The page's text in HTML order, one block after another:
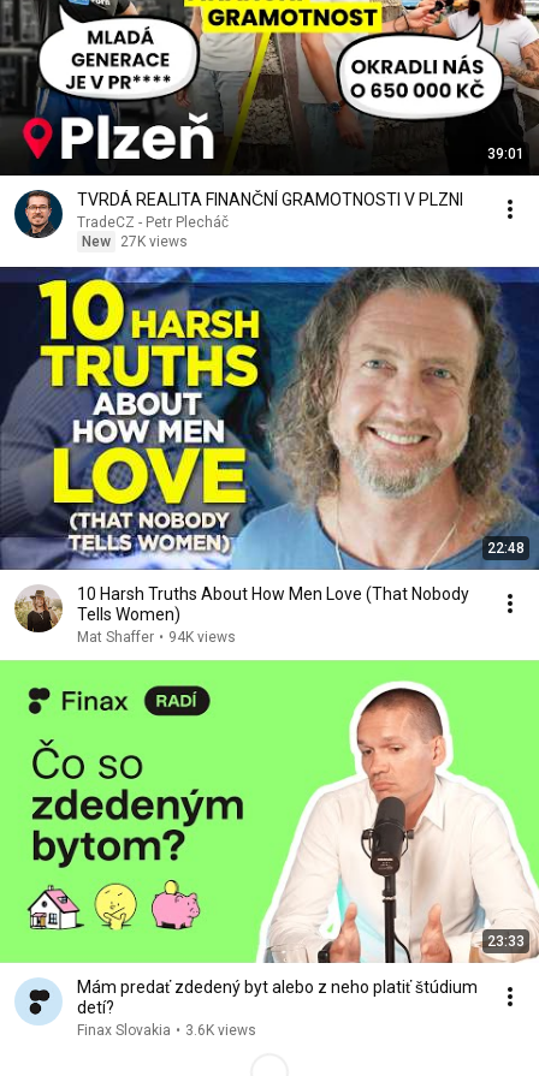
39:01
TVRDÁ REALITA FINANČNÍ GRAMOTNOSTI V PLZNI
TradeCZ - Petr Plecháč
New
27K views
22:48
10 Harsh Truths About How Men Love (That Nobody
Tells Women)
Mat Shaffer • 94K views
23:33
Mám predať zdedený byt alebo z neho platiť štúdium
detí?
Finax Slovakia • 3.6K views